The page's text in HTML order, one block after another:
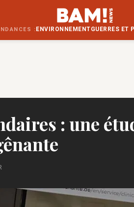
: ENVIRONNEMENTGUERRES ET
: une